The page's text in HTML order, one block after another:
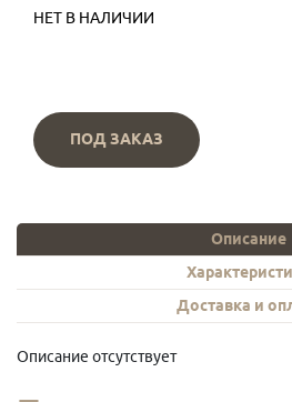
НЕТ В НАЛИЧИИ
ПОД ЗАКАЗ
Описание
Доставка и
Описание отсутствует